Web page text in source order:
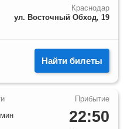
Краснодар
ул. Восточный Обход, 19
Найти билеты
22:50
мин